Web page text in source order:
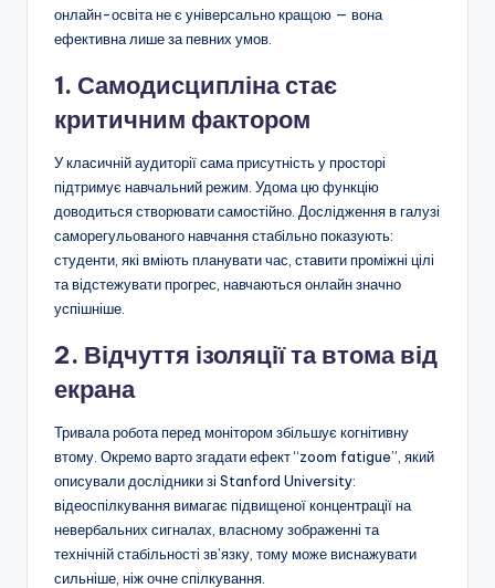
онлайн-освіта не є універсально кращою — вона
ефективна лише за певних умов.
1. Самодисципліна стає
критичним фактором
У класичній аудиторії сама присутність у просторі
підтримує навчальний режим. Удома цю функцію
доводиться створювати самостійно. Дослідження в галузі
саморегульованого навчання стабільно показують:
студенти, які вміють планувати час, ставити проміжні цілі
та відстежувати прогрес, навчаються онлайн значно
успішніше.
2. Відчуття ізоляції та втома від
екрана
Тривала робота перед монітором збільшує когнітивну
втому. Окремо варто згадати ефект “zoom fatigue”, який
описували дослідники зі Stanford University:
відеоспілкування вимагає підвищеної концентрації на
невербальних сигналах, власному зображенні та
технічній стабільності зв’язку, тому може виснажувати
сильніше, ніж очне спілкування.